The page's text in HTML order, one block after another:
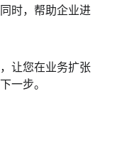
时，帮助企业进
让您在业务扩张
一步。